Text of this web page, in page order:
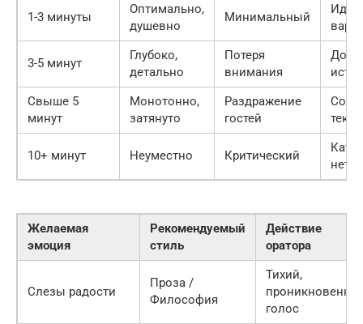
1-3 минуты
Оптимально,
душевно
Минимальный
3-5 минут
Глубоко,
детально
Потеря
внимания
Свыше 5
минут
Монотонно,
затянуто
Раздражение
гостей
текст
10+ минут Неуместно Критический
нет
Желаемая
эмоция
Рекомендуемый
стиль
Действие
оратора
Слезы радости
Проза /
Философия
Тихий,
голос